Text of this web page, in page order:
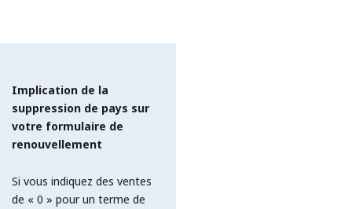
Implication de la
suppression de pays sur
votre formulaire de
renouvellement
Si vous indiquez des ventes
de « 0 » pour un terme de